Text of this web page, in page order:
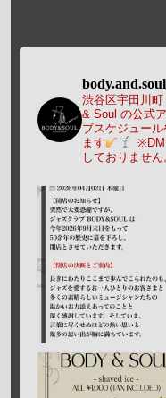
渋谷区宇田川
& Soul の公式
ブスケジュー
ます
※DM
しておりません